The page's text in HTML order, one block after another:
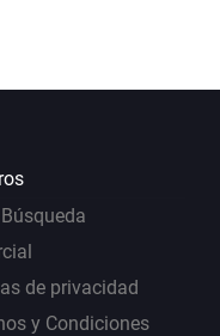
de privacidad
y Condiciones